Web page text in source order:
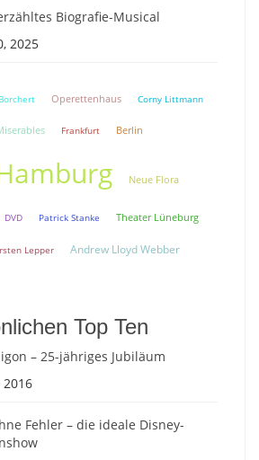
Biografie-Musical
2025
Operettenhaus Corny Littmann
Frankfurt Berlin
Neue Flora
DVD Patrick Stanke Theater Lüneburg
Lepper Andrew Lloyd Webber
Top Ten
– 25-jähriges Jubiläum
2016
Fehler – die ideale Disney-